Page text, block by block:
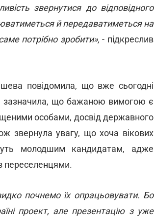
звернутися до відповідного
й передаватиметься на
потрібно зробити»,- підкреслив
повідомила, що вже сьогодні
зазначила, що бажаною вимогою є
особами, досвід державного
звернула увагу, що хоча вікових
молодшим кандидатам, адже
переселенцями.
почнемо їх опрацьовувати. Бо
проект, але презентацію з уже